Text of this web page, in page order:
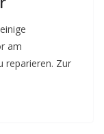
am
reparieren. Zur